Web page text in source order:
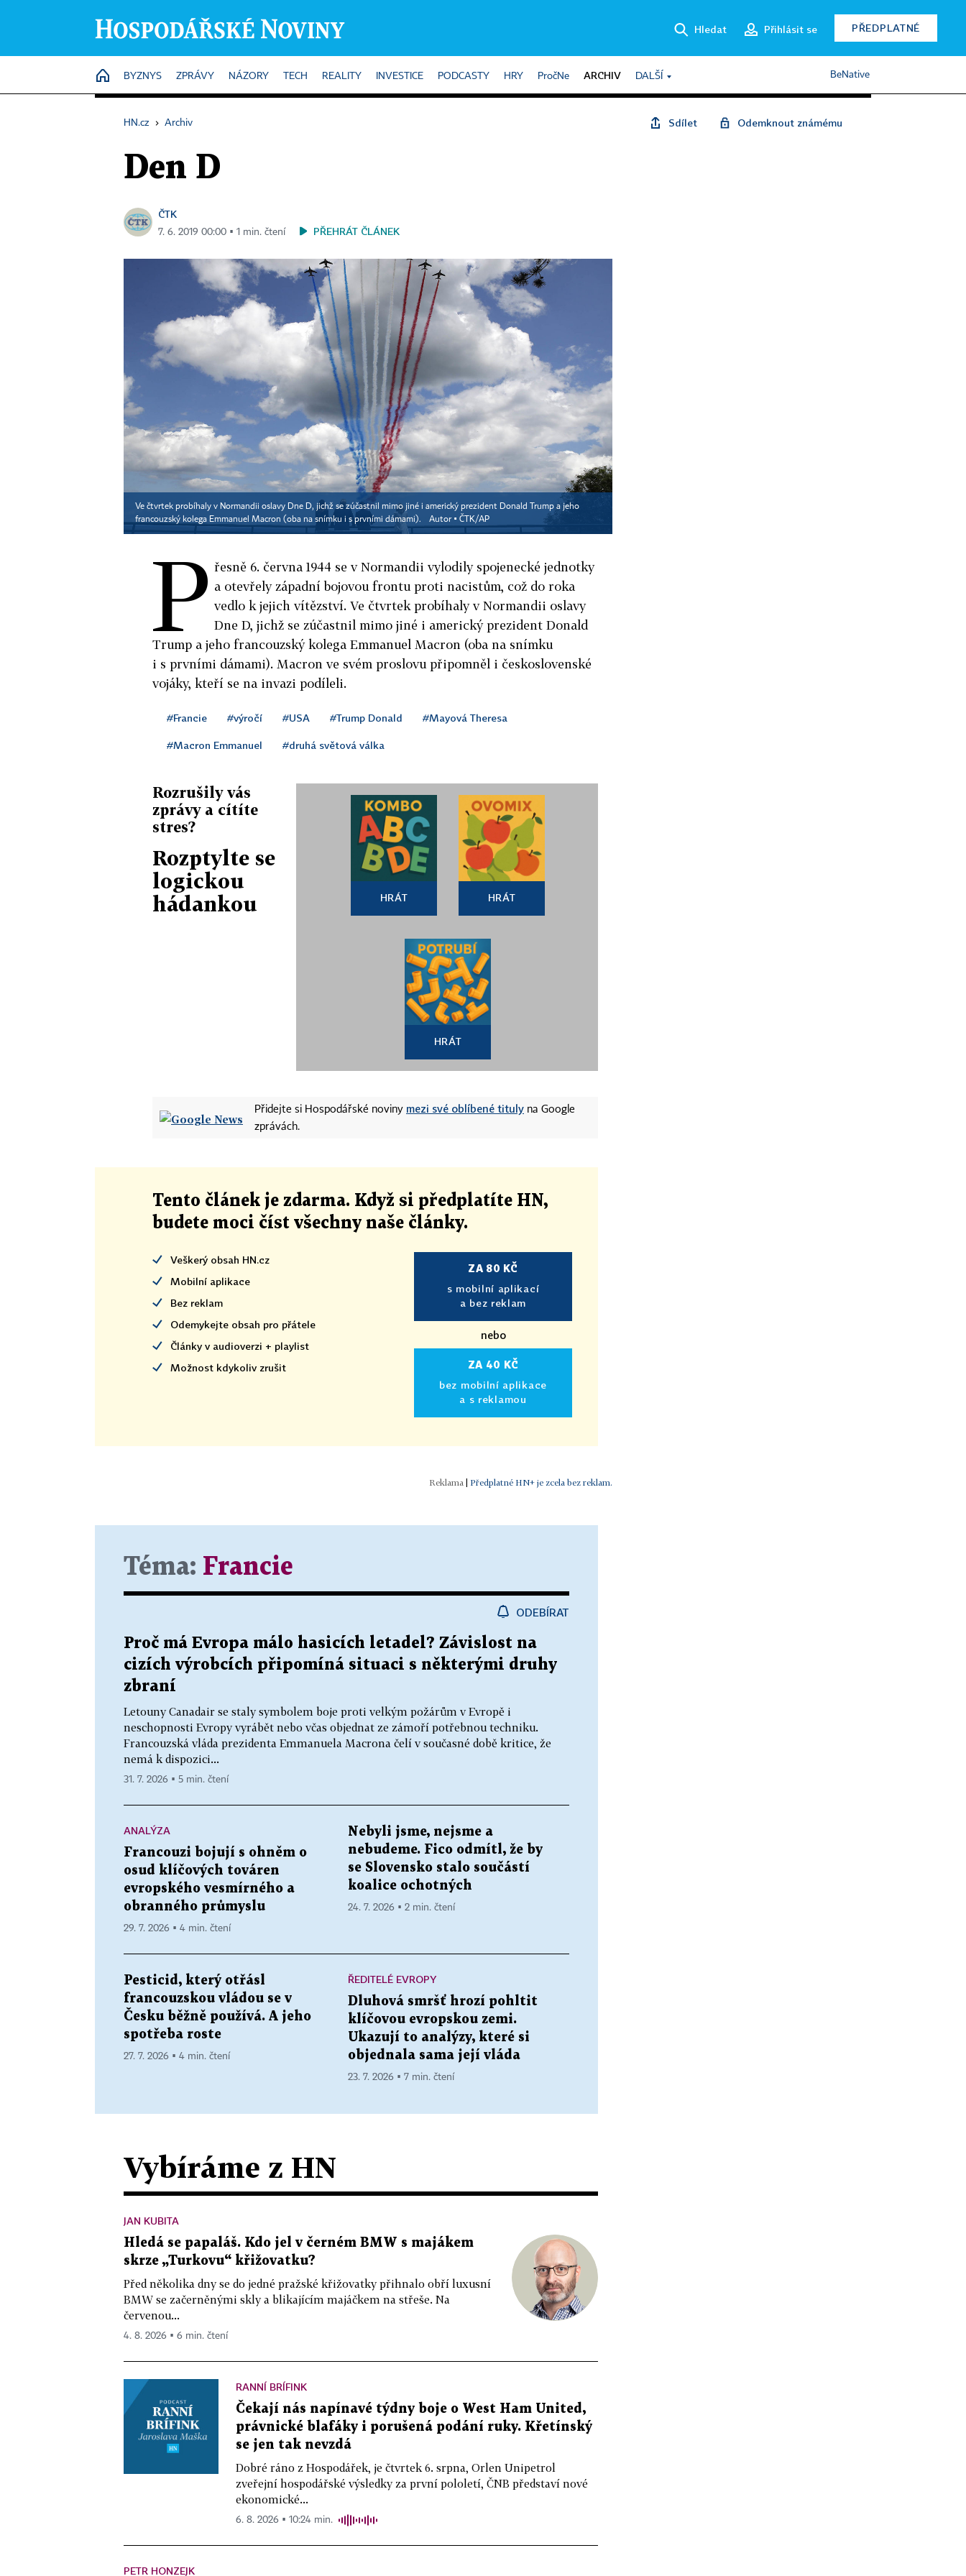
Hledat Přihlásit se PŘEDPLATNÉ
HOME
BYZNYS ZPRÁVY NÁZORY TECH REALITY INVESTICE PODCASTY HRY PročNe ARCHIV DALŠÍ BeNative
HN.cz › Archiv Sdílet Odemknout známému
Den D
ČTK
7. 6. 2019 00:00 ▪ 1 min. čtení PŘEHRÁT ČLÁNEK
Ve čtvrtek probíhaly v Normandii oslavy Dne D, jichž se zúčastnil mimo jiné i americký prezident Donald Trump a jeho
francouzský kolega Emmanuel Macron (oba na snímku i s prvními dámami).
Autor ▪ ČTK/AP
P řesně 6. června 1944 se v Normandii vylodily spojenecké jednotky
a otevřely západní bojovou frontu proti nacistům, což do roka
vedlo k jejich vítězství. Ve čtvrtek probíhaly v Normandii oslavy
Dne D, jichž se zúčastnil mimo jiné i americký prezident Donald
Trump a jeho francouzský kolega Emmanuel Macron (oba na snímku
i s prvními dámami). Macron ve svém proslovu připomněl i československé
vojáky, kteří se na invazi podíleli.
#Francie #výročí #USA #Trump Donald #Mayová Theresa
#Macron Emmanuel #druhá světová válka
Rozrušily vás
zprávy a cítíte
stres?
Rozptylte se
logickou
hádankou
HRÁT HRÁT
HRÁT
Přidejte si Hospodářské noviny mezi své oblíbené tituly na Google
zprávách.
Tento článek je zdarma. Když si předplatíte HN,
budete moci číst všechny naše články.
Veškerý obsah HN.cz
Mobilní aplikace
Bez reklam
Odemykejte obsah pro přátele
Články v audioverzi + playlist
Možnost kdykoliv zrušit
ZA 80 KČ
s mobilní aplikací
a bez reklam
nebo
ZA 40 KČ
bez mobilní aplikace
a s reklamou
| Předplatné HN+ je zcela bez reklam.
Téma: Francie
ODEBÍRAT
Proč má Evropa málo hasicích letadel? Závislost na
cizích výrobcích připomíná situaci s některými druhy
zbraní
Letouny Canadair se staly symbolem boje proti velkým požárům v Evropě i
neschopnosti Evropy vyrábět nebo včas objednat ze zámoří potřebnou techniku.
Francouzská vláda prezidenta Emmanuela Macrona čelí v současné době kritice, že
nemá k dispozici...
31. 7. 2026 ▪ 5 min. čtení
ANALÝZA
Francouzi bojují s ohněm o
osud klíčových továren
evropského vesmírného a
obranného průmyslu
29. 7. 2026 ▪ 4 min. čtení
Nebyli jsme, nejsme a
nebudeme. Fico odmítl, že by
se Slovensko stalo součástí
koalice ochotných
24. 7. 2026 ▪ 2 min. čtení
Pesticid, který otřásl
francouzskou vládou se v
Česku běžně používá. A jeho
spotřeba roste
27. 7. 2026 ▪ 4 min. čtení
ŘEDITELÉ EVROPY
Dluhová smršť hrozí pohltit
klíčovou evropskou zemi.
Ukazují to analýzy, které si
objednala sama její vláda
23. 7. 2026 ▪ 7 min. čtení
Vybíráme z HN
JAN KUBITA
Hledá se papaláš. Kdo jel v černém BMW s majákem
skrze „Turkovu“ křižovatku?
Před několika dny se do jedné pražské křižovatky přihnalo obří luxusní
BMW se začerněnými skly a blikajícím majáčkem na střeše. Na
červenou...
4. 8. 2026 ▪ 6 min. čtení
RANNÍ BRÍFINK
Čekají nás napínavé týdny boje o West Ham United,
právnické blafáky i porušená podání ruky. Křetínský
se jen tak nevzdá
Dobré ráno z Hospodářek, je čtvrtek 6. srpna, Orlen Unipetrol
zveřejní hospodářské výsledky za první pololetí, ČNB představí nové
ekonomické...
6. 8. 2026 ▪ 10:24 min.
PETR HONZEJK